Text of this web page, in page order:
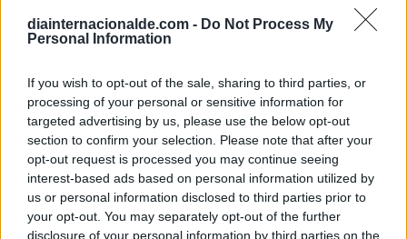
diainternacionalde.com - Do Not Process My
Personal Information
If you wish to opt-out of the sale, sharing to third parties, or
processing of your personal or sensitive information for
targeted advertising by us, please use the below opt-out
section to confirm your selection. Please note that after your
opt-out request is processed you may continue seeing
interest-based ads based on personal information utilized by
us or personal information disclosed to third parties prior to
your opt-out. You may separately opt-out of the further
disclosure of your personal information by third parties on the
Secciones destacadas
Noticias y actualidad sobre Días
Internacionales
Onomástica. Todos los santos
Semanas Internacionales
Años Internacionales